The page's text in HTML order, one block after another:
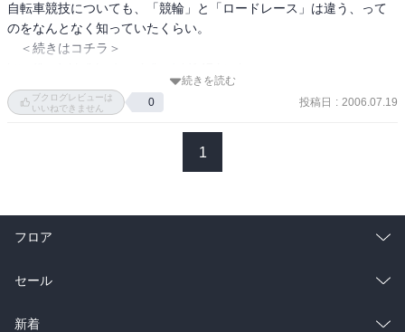
自転車競技についても、「競輪」と「ロードレース」は違う、って
のをなんとなく知っていたくらい。
＜続きはコチラ＞
続きを読む
ブクログレビューは
いいねできません
0 投稿日 : 2006.07.19
1
フロア
総合
ラノベ
セール
総合
新着